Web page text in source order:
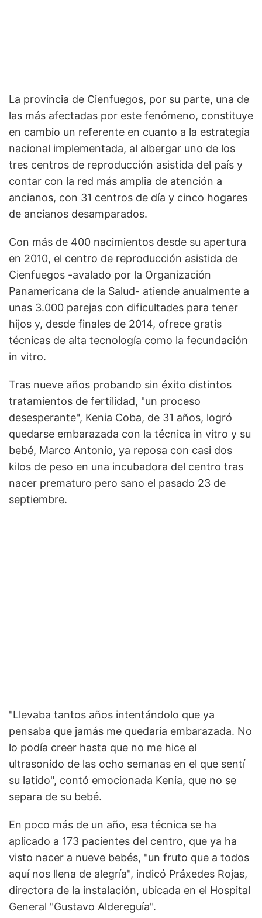
La provincia de Cienfuegos, por su parte, una de
las más afectadas por este fenómeno, constituye
en cambio un referente en cuanto a la estrategia
nacional implementada, al albergar uno de los
tres centros de reproducción asistida del país y
contar con la red más amplia de atención a
ancianos, con 31 centros de día y cinco hogares
de ancianos desamparados.
Con más de 400 nacimientos desde su apertura
en 2010, el centro de reproducción asistida de
Cienfuegos -avalado por la Organización
Panamericana de la Salud- atiende anualmente a
unas 3.000 parejas con dificultades para tener
hijos y, desde finales de 2014, ofrece gratis
técnicas de alta tecnología como la fecundación
in vitro.
Tras nueve años probando sin éxito distintos
tratamientos de fertilidad, "un proceso
desesperante", Kenia Coba, de 31 años, logró
quedarse embarazada con la técnica in vitro y su
bebé, Marco Antonio, ya reposa con casi dos
kilos de peso en una incubadora del centro tras
nacer prematuro pero sano el pasado 23 de
septiembre.
"Llevaba tantos años intentándolo que ya
pensaba que jamás me quedaría embarazada. No
lo podía creer hasta que no me hice el
ultrasonido de las ocho semanas en el que sentí
su latido", contó emocionada Kenia, que no se
separa de su bebé.
En poco más de un año, esa técnica se ha
aplicado a 173 pacientes del centro, que ya ha
visto nacer a nueve bebés, "un fruto que a todos
aquí nos llena de alegría", indicó Práxedes Rojas,
directora de la instalación, ubicada en el Hospital
General "Gustavo Aldereguía".